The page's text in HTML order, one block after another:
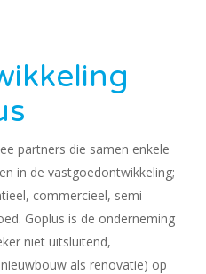
partners die samen enkele
in de vastgoedontwikkeling;
commercieel, semi-
Goplus is de onderneming
niet uitsluitend,
als renovatie) op